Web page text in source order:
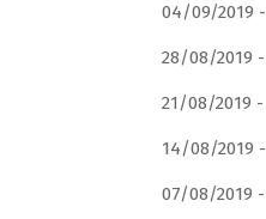
04/09/2019 -
28/08/2019 -
21/08/2019 -
14/08/2019 -
07/08/2019 -